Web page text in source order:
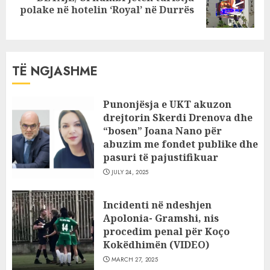
post:
polake në hotelin ‘Royal’ në Durrës
TË NGJASHME
Punonjësja e UKT akuzon
drejtorin Skerdi Drenova dhe
“bosen” Joana Nano për
abuzim me fondet publike dhe
pasuri të pajustifikuar
JULY 24, 2025
Incidenti në ndeshjen
Apolonia- Gramshi, nis
procedim penal për Koço
Kokëdhimën (VIDEO)
MARCH 27, 2025